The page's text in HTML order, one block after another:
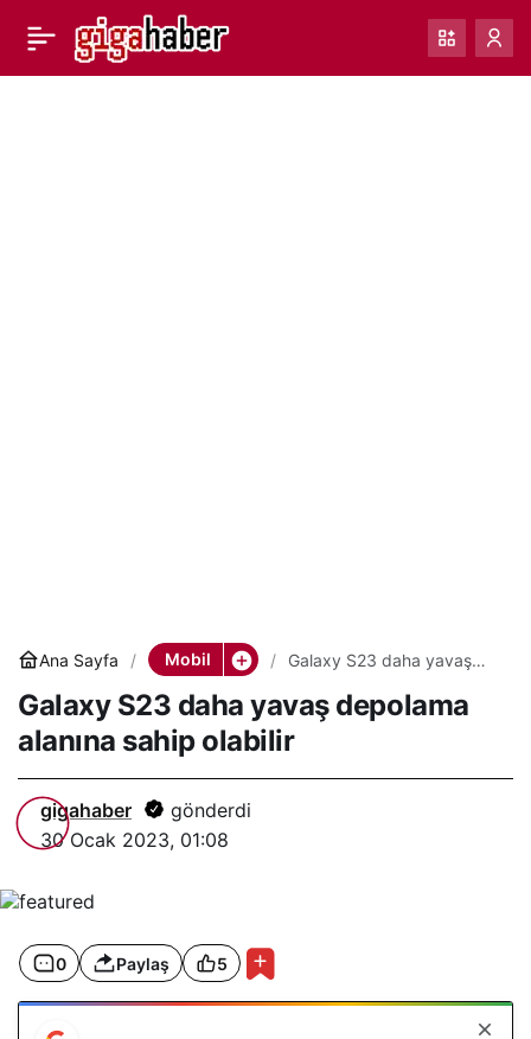
Ana Sayfa Mobil
Galaxy S23 daha yavaş
olabilir
Galaxy S23 daha yavaş depolama
alanına sahip olabilir
gigahaber
gönderdi
30 Ocak 2023, 01:08
0 Paylaş 5
Galaxy S23 daha yavaş